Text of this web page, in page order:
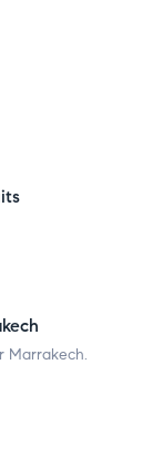
Marrakech.